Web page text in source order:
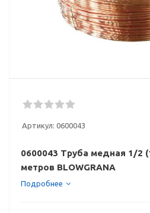
Артикул: 0600043
0600043 Труба медная 1/2
метров BLOWGRANA
Подробнее